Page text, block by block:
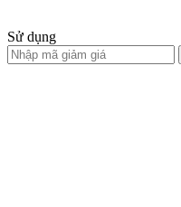
Sử dụng